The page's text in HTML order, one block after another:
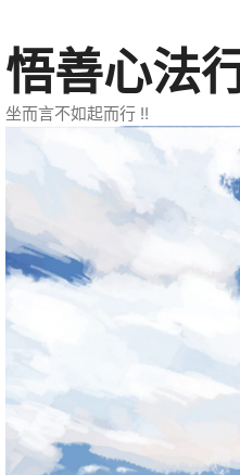
悟善心法
坐而言不如起而行 !!